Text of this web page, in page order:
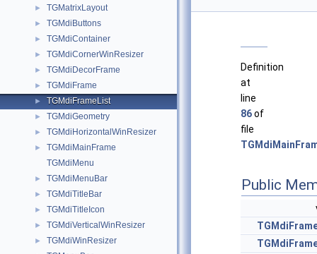
► TGMatrixLayout
► TGMdiButtons
► TGMdiContainer
► TGMdiCornerWinResizer
► TGMdiDecorFrame
► TGMdiFrame
► TGMdiFrameList
► TGMdiGeometry
► TGMdiHorizontalWinResizer
►
TGMdiMainFrame
TGMdiMenu
► TGMdiMenuBar
► TGMdiTitleBar
► TGMdiTitleIcon
► TGMdiVerticalWinResizer
► TGMdiWinResizer
Definition
at
line
86of
file
Public